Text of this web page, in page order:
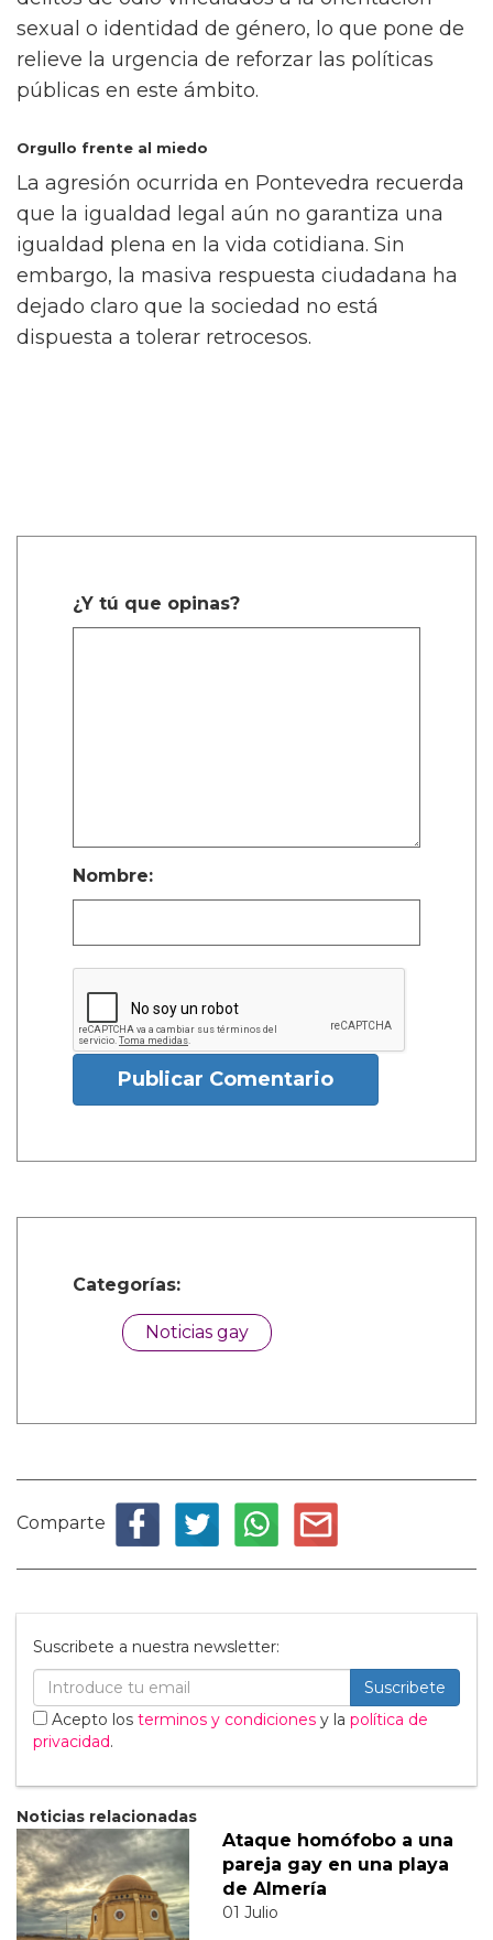
sexual o identidad de género, lo que pone de
relieve la urgencia de reforzar las políticas
públicas en este ámbito.
Orgullo frente al miedo
La agresión ocurrida en Pontevedra recuerda
que la igualdad legal aún no garantiza una
igualdad plena en la vida cotidiana. Sin
embargo, la masiva respuesta ciudadana ha
dejado claro que la sociedad no está
dispuesta a tolerar retrocesos.
¿Y tú que opinas?
Nombre:
Publicar Comentario
Categorías:
Noticias gay
Comparte
Suscribete a nuestra newsletter:
Suscribete
Acepto los terminos y condiciones y la política de
privacidad.
Noticias relacionadas
Ataque homófobo a una
pareja gay en una playa
de Almería
01 Julio